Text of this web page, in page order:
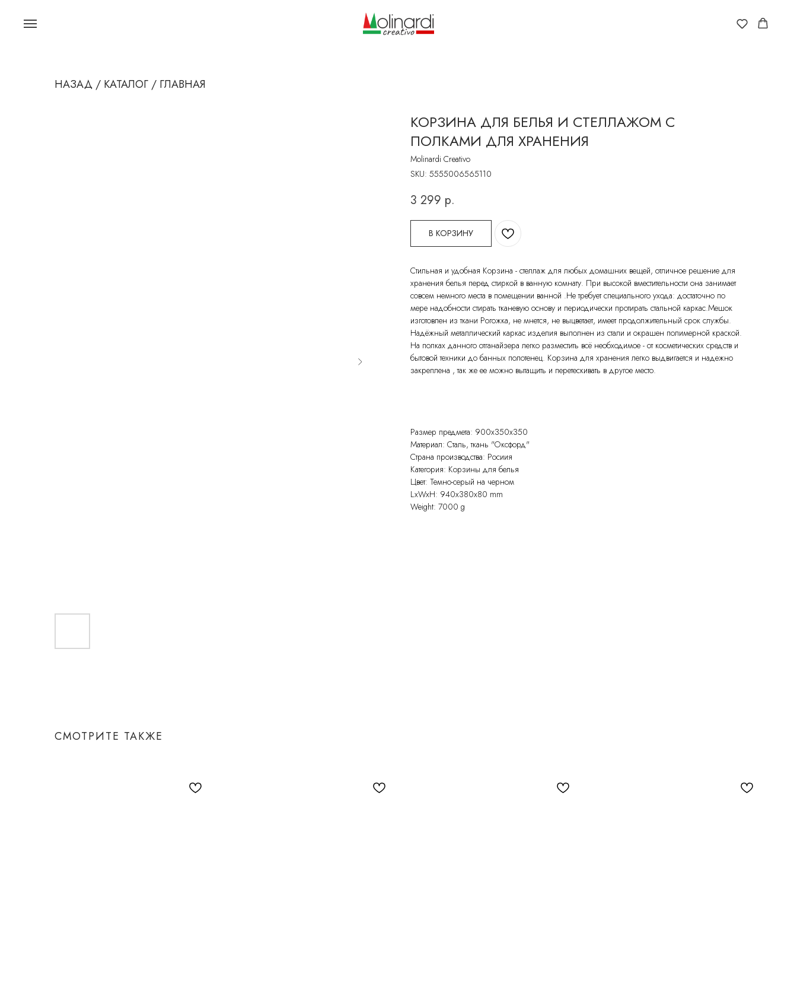
НАЗАД / КАТАЛОГ / ГЛАВНАЯ
КОРЗИНА ДЛЯ БЕЛЬЯ И СТЕЛЛАЖОМ С
ПОЛКАМИ ДЛЯ ХРАНЕНИЯ
Molinardi Creativo
SKU: 5555006565110
3 299 р.
В КОРЗИНУ
Стильная и удобная Корзина - стеллаж для любых домашних вещей, отличное решение для
хранения белья перед стиркой в ванную комнату. При высокой вместительности она занимает
совсем немного места в помещении ванной .Не требует специального ухода: достаточно по
мере надобности стирать тканевую основу и периодически протирать стальной каркас.Мешок
изготовлен из ткани Рогожка, не мнется, не выцветает, имеет продолжительный срок службы.
Надёжный металлический каркас изделия выполнен из стали и окрашен полимерной краской.
На полках данного отганайзера легко разместить всё необходимое - от косметических средств и
бытовой техники до банных полотенец. Корзина для хранения легко выдвигается и надежно
закреплена , так же ее можно вытащить и перетескивать в другое место.
Размер предмета: 900х350х350
Материал: Сталь, ткань "Оксфорд"
Страна производства: Росиия
Категория: Корзины для белья
Цвет: Темно-серый на черном
LxWxH: 940x380x80 mm
Weight: 7000 g
СМОТРИТЕ ТАКЖЕ